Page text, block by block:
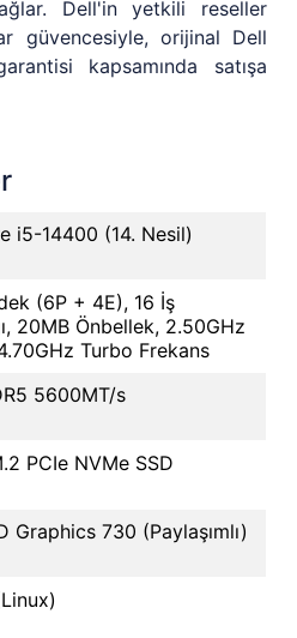
Dell'in yetkili reseller
güvencesiyle, orijinal Dell
kapsamında satışa
i5-14400 (14. Nesil)
(6P + 4E), 16 İş
20MB Önbellek, 2.50GHz
Turbo Frekans
5600MT/s
PCIe NVMe SSD
Graphics 730 (Paylaşımlı)